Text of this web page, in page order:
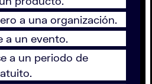
a una organización.
a un evento.
a un periodo de